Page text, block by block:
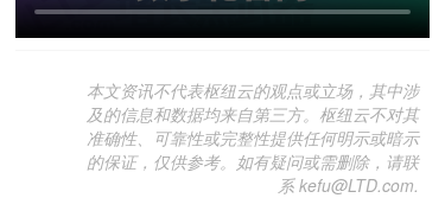
本文资讯不代表枢纽云的观点或立场，其中涉
及的信息和数据均来自第三方。枢纽云不对其
准确性、可靠性或完整性提供任何明示或暗示
的保证，仅供参考。如有疑问或需删除，请联
系 kefu@LTD.com.